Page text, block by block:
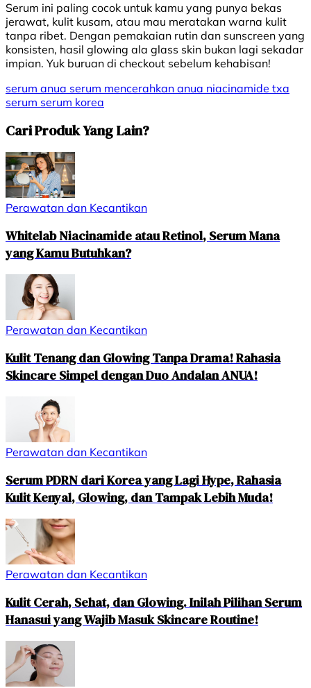
Serum ini paling cocok untuk kamu yang punya bekas
jerawat, kulit kusam, atau mau meratakan warna kulit
tanpa ribet. Dengan pemakaian rutin dan sunscreen yang
konsisten, hasil glowing ala glass skin bukan lagi sekadar
impian. Yuk buruan di checkout sebelum kehabisan!
serum anua serum mencerahkan anua niacinamide txa
serum serum korea
Cari Produk Yang Lain?
Perawatan dan Kecantikan
Whitelab Niacinamide atau Retinol, Serum Mana
yang Kamu Butuhkan?
Perawatan dan Kecantikan
Kulit Tenang dan Glowing Tanpa Drama! Rahasia
Skincare Simpel dengan Duo Andalan ANUA!
Perawatan dan Kecantikan
Serum PDRN dari Korea yang Lagi Hype, Rahasia
Kulit Kenyal, Glowing, dan Tampak Lebih Muda!
Perawatan dan Kecantikan
Kulit Cerah, Sehat, dan Glowing. Inilah Pilihan Serum
Hanasui yang Wajib Masuk Skincare Routine!